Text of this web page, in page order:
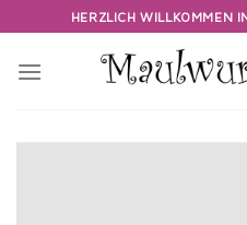
to
content
HERZLICH WILLKOMMEN